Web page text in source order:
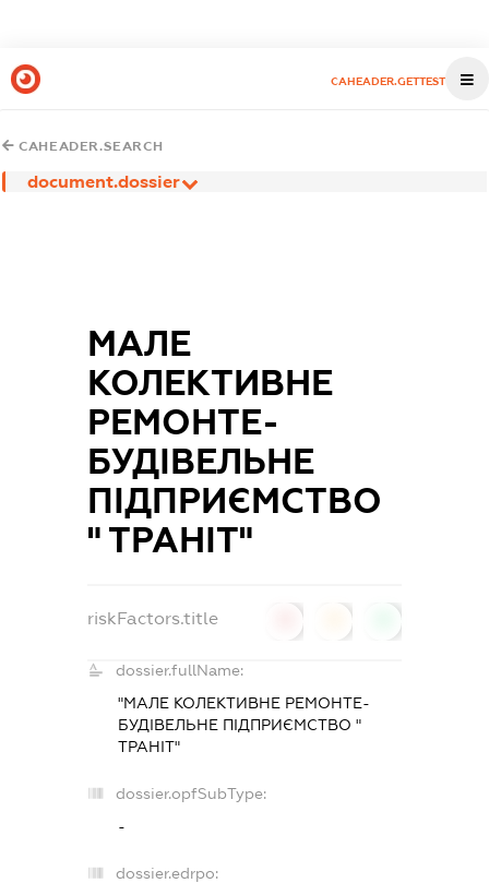
CAHEADER.GETTEST
CAHEADER.SEARCH
document.dossier
МАЛЕ
КОЛЕКТИВНЕ
РЕМОНТЕ-
БУДІВЕЛЬНЕ
ПІДПРИЄМСТВО
" ТРАНІТ"
riskFactors.title
dossier.fullName:
"МАЛЕ КОЛЕКТИВНЕ РЕМОНТЕ-
БУДІВЕЛЬНЕ ПІДПРИЄМСТВО "
ТРАНІТ"
dossier.opfSubType:
-
dossier.edrpo: